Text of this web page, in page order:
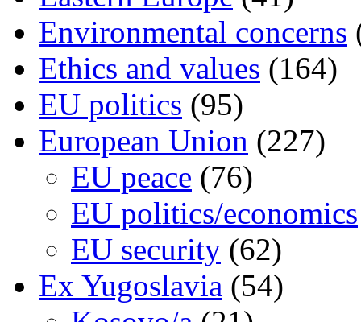
Environmental concerns
Ethics and values (164)
EU politics (95)
European Union (227)
EU peace (76)
EU politics/economics
EU security (62)
Ex Yugoslavia (54)